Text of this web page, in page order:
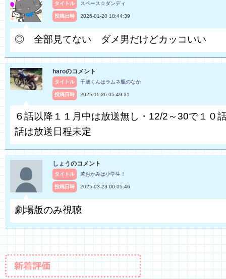
タイトル スペース☆ダンディ
投稿日時 2026-01-20 18:44:39
◎ 全部見てない ダメ男だけどカッコいい
haroのコメント
タイトル 千歳くんはラムネ瓶のなか
投稿日時 2025-11-26 05:49:31
６話以降１１月中は放送無し・12/2～30で１０
話は放送日程未定
しょうのコメント
タイトル 若おかみは小学生！
投稿日時 2025-03-23 00:05:46
劇場版のみ視聴